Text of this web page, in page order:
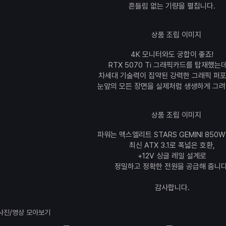
흔들림 없는 기량을 펼칩니다.
4K 모니터와도 궁합이 좋죠!
RTX 5070 Ti 그래픽카드를 탑재했는
차세대 기술력이 집약된 강력한 그래픽 퍼
눈앞의 모든 장면을 실제처럼 생생하게 그
파워는 맥스엘리트 STARS GEMINI
최신 ATX 3.1로 폭넓은 호환,
+12V 싱글 레일 설계로
정밀하고 정확한 전원을 공급해 줍니
감사합니다.
진/영상 모아보기